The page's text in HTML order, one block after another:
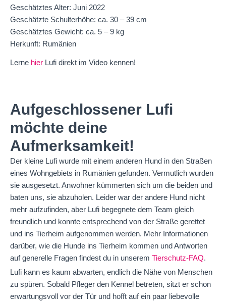
Geschätztes Alter: Juni 2022
Geschätzte Schulterhöhe: ca. 30 – 39 cm
Geschätztes Gewicht: ca. 5 – 9 kg
Herkunft: Rumänien
Lerne hier Lufi direkt im Video kennen!
Aufgeschlossener Lufi
möchte deine
Aufmerksamkeit!
Der kleine Lufi wurde mit einem anderen Hund in den Straßen
eines Wohngebiets in Rumänien gefunden. Vermutlich wurden
sie ausgesetzt. Anwohner kümmerten sich um die beiden und
baten uns, sie abzuholen. Leider war der andere Hund nicht
mehr aufzufinden, aber Lufi begegnete dem Team gleich
freundlich und konnte entsprechend von der Straße gerettet
und ins Tierheim aufgenommen werden. Mehr Informationen
darüber, wie die Hunde ins Tierheim kommen und Antworten
auf generelle Fragen findest du in unserem Tierschutz-FAQ.
Lufi kann es kaum abwarten, endlich die Nähe von Menschen
zu spüren. Sobald Pfleger den Kennel betreten, sitzt er schon
erwartungsvoll vor der Tür und hofft auf ein paar liebevolle